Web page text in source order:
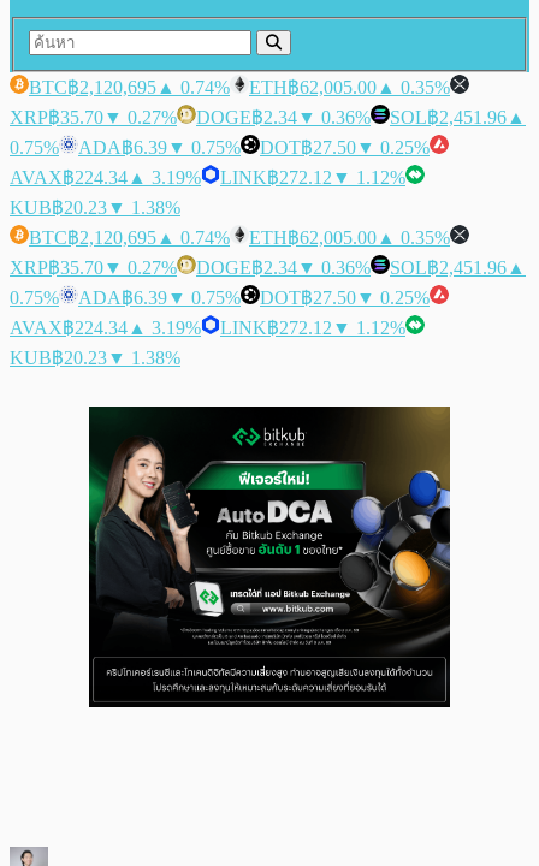
BTC฿2,120,695 ▲ 0.74% ETH฿62,005.00 ▲ 0.35%
XRP฿35.70▼ 0.27% DOGE฿2.34▼ 0.36% SOL฿2,451.96 ▲
0.75%
ADA฿6.39▼ 0.75% DOT฿27.50▼ 0.25%
AVAX฿224.34 ▲ 3.19% LINK฿272.12 ▼ 1.12%
KUB฿20.23▼ 1.38%
BTC฿2,120,695 ▲ 0.74% ETH฿62,005.00 ▲ 0.35%
XRP฿35.70▼ 0.27% DOGE฿2.34▼ 0.36% SOL฿2,451.96 ▲
0.75%
ADA฿6.39▼ 0.75% DOT฿27.50▼ 0.25%
AVAX฿224.34 ▲ 3.19% LINK฿272.12 ▼ 1.12%
KUB฿20.23▼ 1.38%